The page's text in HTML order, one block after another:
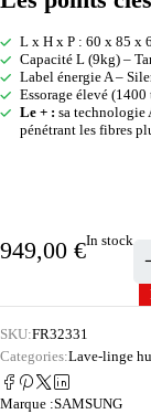
L x H x P : 60 x 85 x
Capacité L (9kg) –
Label énergie A –
Essorage élevé (1400
Le + : sa technologie
pénétrant les fibres
949,00 €In stock
SKU:FR32331
Categories:Lave-linge
Marque :SAMSUNG